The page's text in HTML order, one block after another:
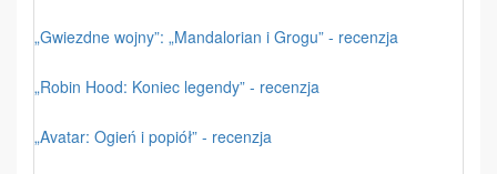
„Gwiezdne wojny”: „Mandalorian i Grogu” - recenzja
„Robin Hood: Koniec legendy” - recenzja
„Avatar: Ogień i popiół” - recenzja